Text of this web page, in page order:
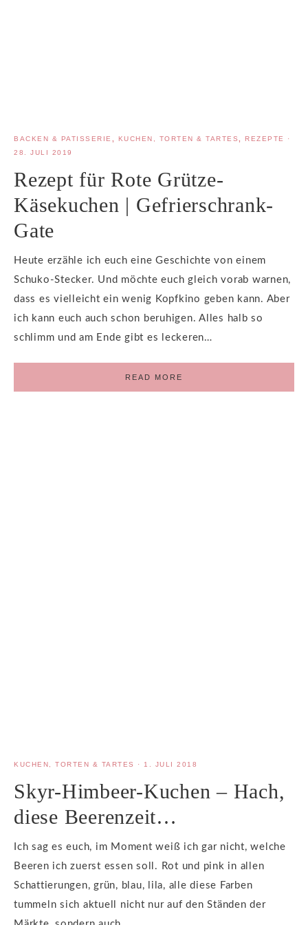
BACKEN & PATISSERIE, KUCHEN, TORTEN & TARTES, REZEPTE
·
28. JULI 2019
Rezept für Rote Grütze-
Käsekuchen | Gefrierschrank-
Gate
Heute erzähle ich euch eine Geschichte von einem
Schuko-Stecker. Und möchte euch gleich vorab warnen,
dass es vielleicht ein wenig Kopfkino geben kann. Aber
ich kann euch auch schon beruhigen. Alles halb so
schlimm und am Ende gibt es leckeren…
READ MORE
KUCHEN, TORTEN & TARTES · 1. JULI 2018
Skyr-Himbeer-Kuchen – Hach,
diese Beerenzeit…
Ich sag es euch, im Moment weiß ich gar nicht, welche
Beeren ich zuerst essen soll. Rot und pink in allen
Schattierungen, grün, blau, lila, alle diese Farben
tummeln sich aktuell nicht nur auf den Ständen der